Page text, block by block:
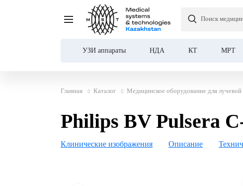
Поиск
УЗИ аппараты НДА КТ МРТ
Главная Каталог Медицинское оборудование для лучевой
Philips BV Pulsera С-дуга
Philips BV Pulsera
Клинические изображения Описание